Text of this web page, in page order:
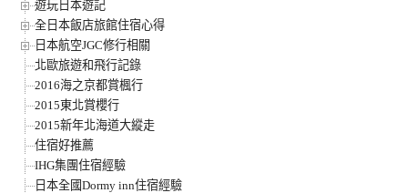
遊玩日本遊記
全日本飯店旅館住宿心得
日本航空JGC修行相關
北歐旅遊和飛行記錄
2016海之京都賞楓行
2015東北賞櫻行
2015新年北海道大縱走
住宿好推薦
IHG集團住宿經驗
日本全國Dormy inn住宿經驗